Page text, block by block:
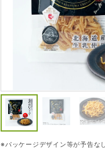
※パッケージデザイン等が予告な